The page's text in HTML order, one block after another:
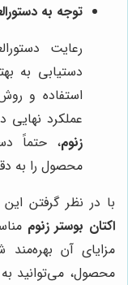
توجه به
رعایت
دستیابی به
استفاده و
عملکرد نهایی
زنوم، حتماً
محصول را به
با در نظر گرفتن
اکتان بوستر زنوم
مزایای آن
محصول، می‌توانید به